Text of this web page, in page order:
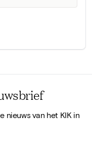
nieuws van het KIK in